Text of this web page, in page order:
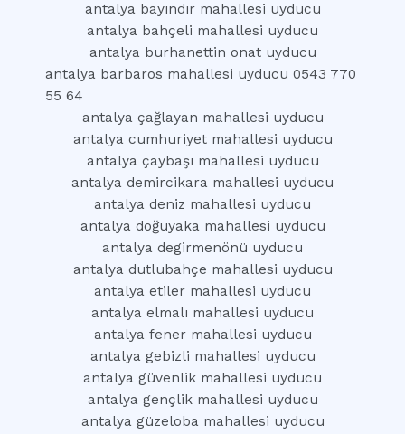
antalya bayındır mahallesi uyducu
antalya bahçeli mahallesi uyducu
antalya burhanettin onat uyducu
antalya barbaros mahallesi uyducu 0543 770
55 64
antalya çağlayan mahallesi uyducu
antalya cumhuriyet mahallesi uyducu
antalya çaybaşı mahallesi uyducu
antalya demircikara mahallesi uyducu
antalya deniz mahallesi uyducu
antalya doğuyaka mahallesi uyducu
antalya degirmenönü uyducu
antalya dutlubahçe mahallesi uyducu
antalya etiler mahallesi uyducu
antalya elmalı mahallesi uyducu
antalya fener mahallesi uyducu
antalya gebizli mahallesi uyducu
antalya güvenlik mahallesi uyducu
antalya gençlik mahallesi uyducu
antalya güzeloba mahallesi uyducu